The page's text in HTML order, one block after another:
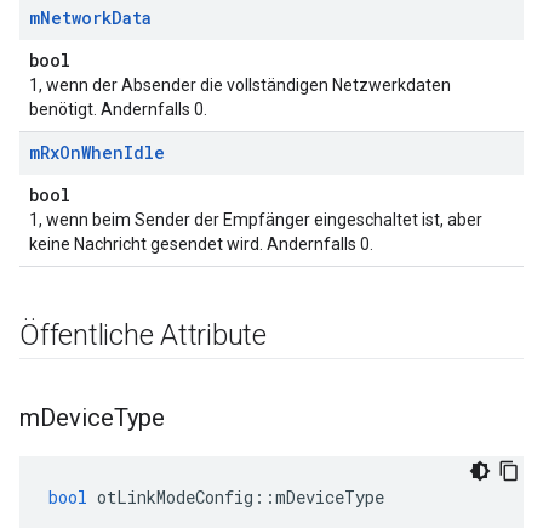
mNetworkData
bool
1, wenn der Absender die vollständigen Netzwerkdaten
benötigt. Andernfalls 0.
mRxOnWhenIdle
bool
1, wenn beim Sender der Empfänger eingeschaltet ist, aber
keine Nachricht gesendet wird. Andernfalls 0.
Öffentliche Attribute
mDeviceType
bool otLinkModeConfig ::mDeviceType